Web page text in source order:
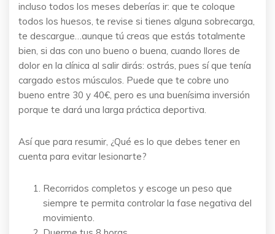
incluso todos los meses deberías ir: que te coloque
todos los huesos, te revise si tienes alguna sobrecarga,
te descargue…aunque tú creas que estás totalmente
bien, si das con uno bueno o buena, cuando llores de
dolor en la clínica al salir dirás: ostrás, pues sí que tenía
cargado estos músculos. Puede que te cobre uno
bueno entre 30 y 40€, pero es una buenísima inversión
porque te dará una larga práctica deportiva.
Así que para resumir, ¿Qué es lo que debes tener en
cuenta para evitar lesionarte?
Recorridos completos y escoge un peso que
siempre te permita controlar la fase negativa del
movimiento.